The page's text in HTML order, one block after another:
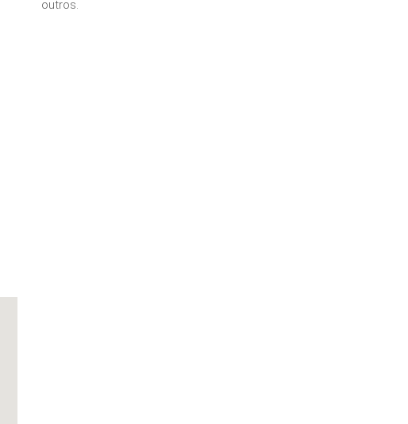
outros.